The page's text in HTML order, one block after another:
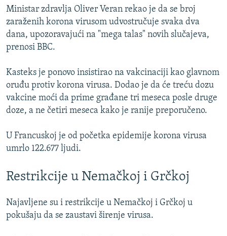
Ministar zdravlja Oliver Veran rekao je da se broj
zaraženih korona virusom udvostručuje svaka dva
dana, upozoravajući na "mega talas" novih slučajeva,
prenosi BBC.
Kasteks je ponovo insistirao na vakcinaciji kao glavnom
oruđu protiv korona virusa. Dodao je da će treću dozu
vakcine moći da prime građane tri meseca posle druge
doze, a ne četiri meseca kako je ranije preporučeno.
U Francuskoj je od početka epidemije korona virusa
umrlo 122.677 ljudi.
Restrikcije u Nemačkoj i Grčkoj
Najavljene su i restrikcije u Nemačkoj i Grčkoj u
pokušaju da se zaustavi širenje virusa.